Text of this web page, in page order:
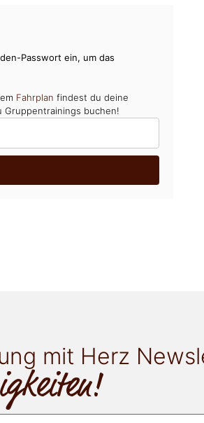
Passwort ein, um das
Fahrplan findest du deine
Gruppentrainings buchen!
mit Herz